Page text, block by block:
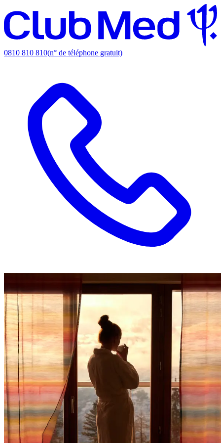
0810 810 810(n° de téléphone gratuit)